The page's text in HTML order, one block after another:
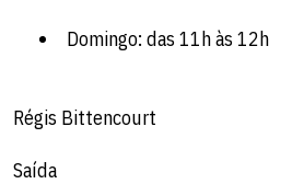
Domingo: das 11h às 12h
Régis Bittencourt
Saída